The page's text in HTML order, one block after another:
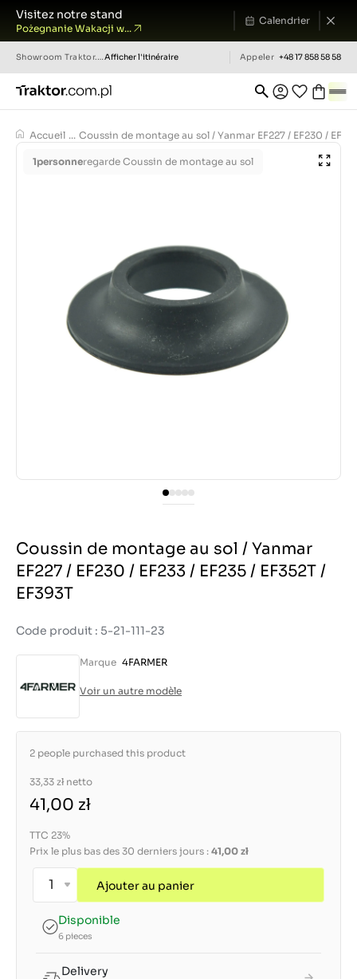
Visitez notre stand
Pożegnanie Wakacji w...
Calendrier
Showroom Traktor.com.pl Afficher l'itinéraire Appeler +48 17 858 58 58
Accueil ... Coussin de montage au sol / Yanmar EF227 / EF230 / EF233
1personneregarde Coussin de montage au sol
Coussin de montage au sol / Yanmar
EF227 / EF230 / EF233 / EF235 / EF352T /
EF393T
Code produit : 5-21-111-23
Marque 4FARMER
Voir un autre modèle
2 people purchased this product
33,33 zł netto
41,00 zł
TTC 23%
Prix le plus bas des 30 derniers jours : 41,00 zł
Ajouter au panier
Disponible
6 pieces
Delivery